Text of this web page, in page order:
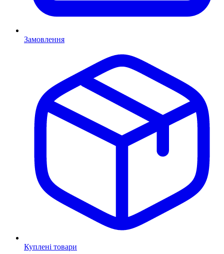
Замовлення
Куплені товари